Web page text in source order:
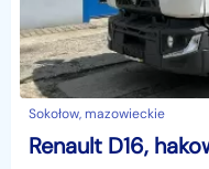
Sokołow, mazowieckie